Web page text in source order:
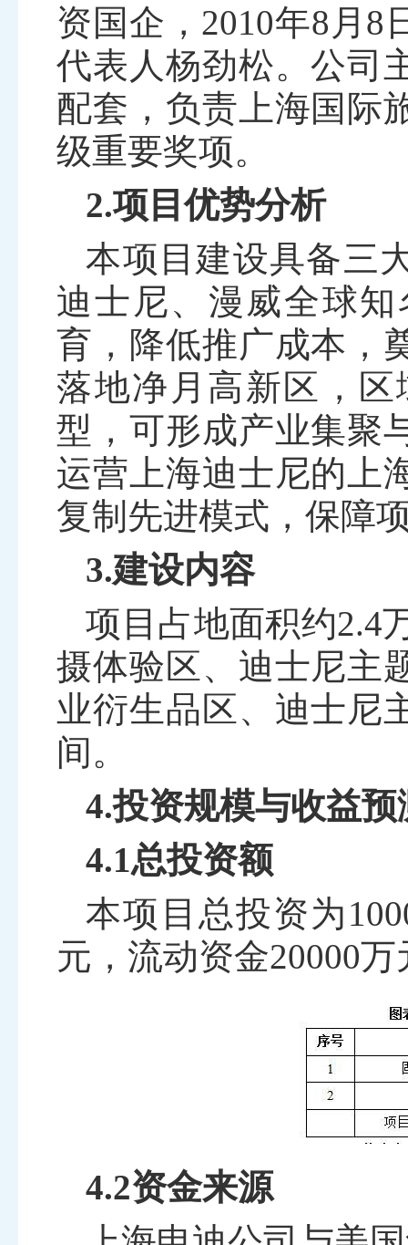
资国企， 2010年8 月 8
代表人杨劲松。公司
配套，负责上海国际
级重要奖项。
2.项目优势分析
本项目建设具备三
迪士尼、漫威全球知
育，降低推广成本，
落地净月高新区，
型，可形成产业集聚
运营上海迪士尼的上
复制先进模式，保障
3.建设内容
项目占地面积约2.4
摄体验区、迪士尼主
业衍生品区、迪士尼
间。
4.投资规模与收益预
4.1总投资额
本项目总投资为
元，流动资金20000万
4.2资金来源